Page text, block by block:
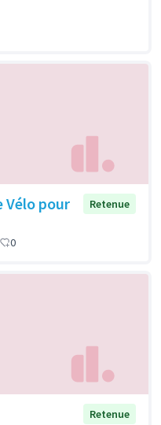
Vélo pour
Retenue
0
Retenue